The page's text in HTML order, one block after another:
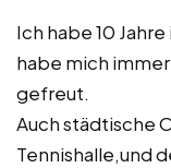
Ich habe 10
habe mich
gefreut.
Auch städtische
Tennishalle,und